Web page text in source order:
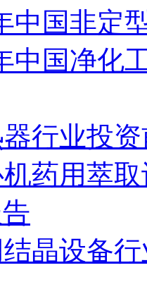
中国非定
中国净化
行业投
药用萃
晶设备